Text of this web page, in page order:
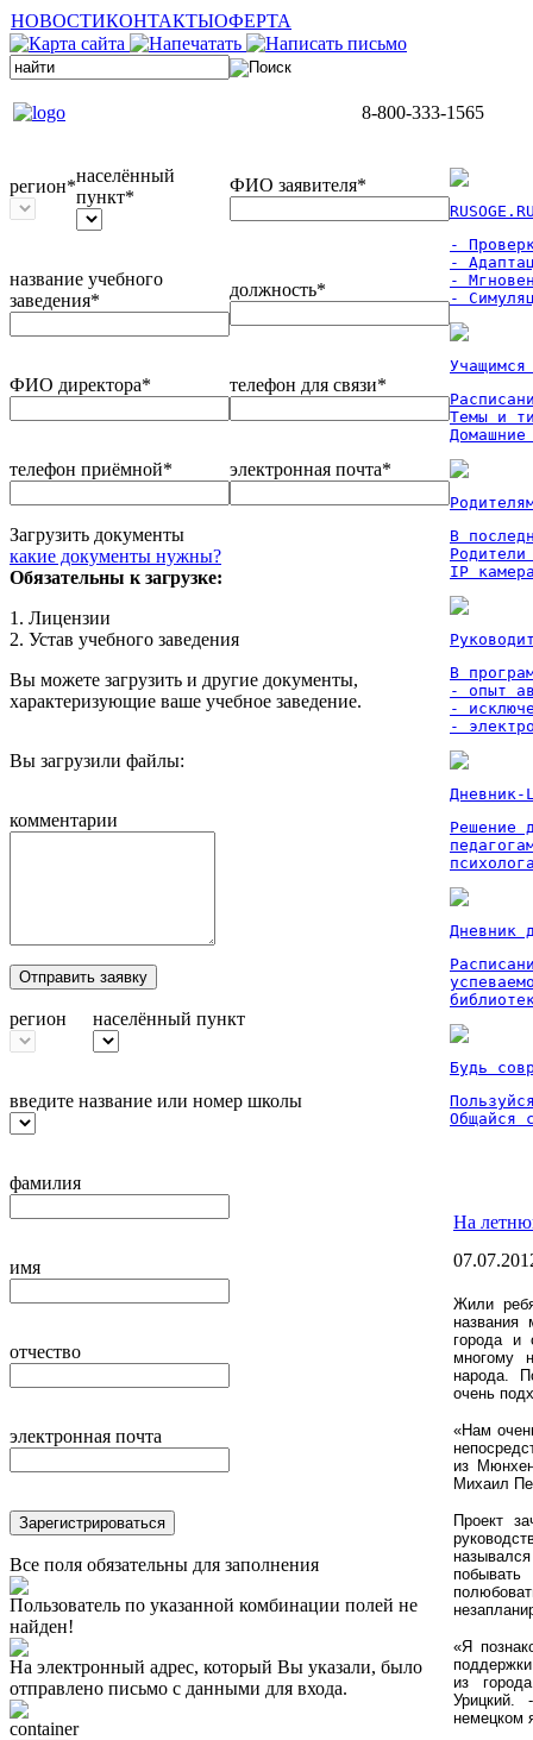
НОВОСТИКОНТАКТЫОФЕРТА
8-800-333-1565
регион*
населённый
пункт*
ФИО заявителя*
название учебного
заведения*
должность*
ФИО директора* телефон для связи*
телефон приёмной* электронная почта*
Загрузить документы
какие документы нужны?
Обязательны к загрузке:
1. Лицензии
2. Устав учебного заведения
Вы можете загрузить и другие документы,
характеризующие ваше учебное заведение.
Вы загрузили файлы:
комментарии
Отправить заявку
регион населённый пункт
введите название или номер школы
фамилия
имя
отчество
электронная почта
Зарегистрироваться
Все поля обязательны для заполнения
Пользователь по указанной комбинации полей не
найден!
На электронный адрес, который Вы указали, было
отправлено письмо с данными для входа.
container
-
-
-
-
Темы и
Домашние
В
IP
В
- опыт
-
-
Дневник-
Решение
Дневник
Будь
Общайся
На
Жили
названия
города и
многому
народа.
очень
«Нам
из
Михаил
Проект
«Я
из
Урицкий.
немецком